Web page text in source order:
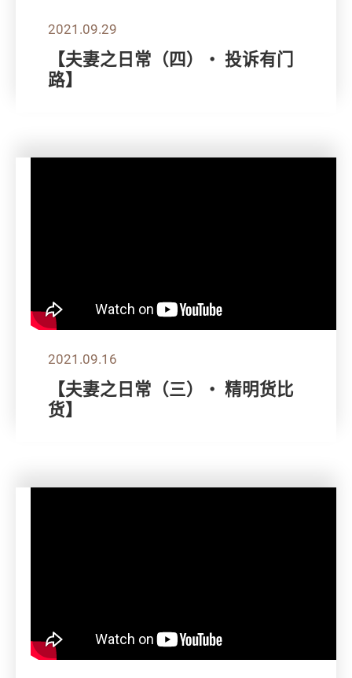
2021.09.29
【夫妻之日常（四）・ 投诉有门
路】
2021.09.16
【夫妻之日常（三）・ 精明货比
货】